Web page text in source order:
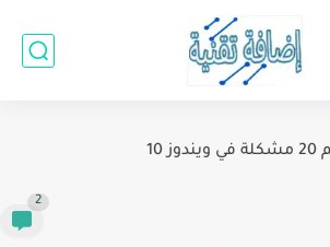
10
2